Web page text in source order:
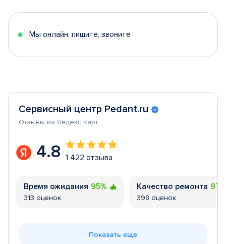
5
Мы онлайн, пишите, звоните
Сервисный центр Pedant.ru
Отзывы из Яндекс Карт
4.8 1 422 отзыва
Время ожидания 95%
313 оценок
Качество ремонта
398 оценок
Показать еще